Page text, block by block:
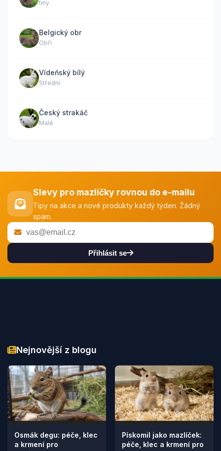
tiny
Belgický obr
Obří
Vídeňský bílý
Střední
Český strakáč
Malé
Slevy pro mazlíčky rovnou do e-mailu
Tipy na akce a nové produkty každý týden. Žádný
spam.
Přihlásit se
Nejnovější z blogu
Osmák degu: péče, klec
a krmení pro
Pískomil jako mazlíček:
péče, klec a krmení pro